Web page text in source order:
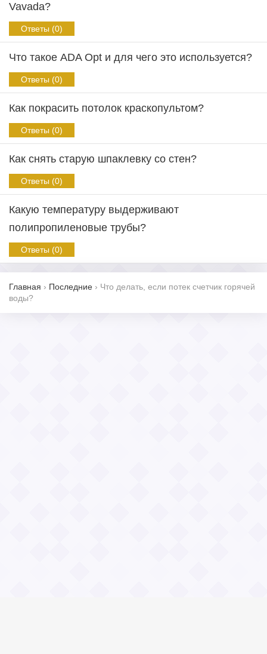
Vavada?
Ответы (0)
Что такое ADA Opt и для чего это используется?
Ответы (0)
Как покрасить потолок краскопультом?
Ответы (0)
Как снять старую шпаклевку со стен?
Ответы (0)
Какую температуру выдерживают
полипропиленовые трубы?
Ответы (0)
Главная › Последние › Что делать, если потек счетчик горячей
воды?